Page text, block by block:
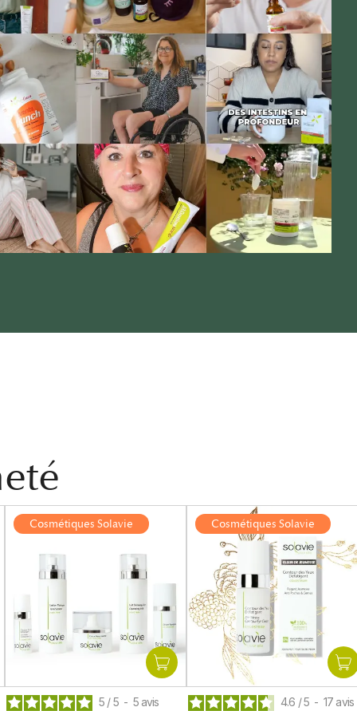
Cosmétiques Solavie
5 / 5 - 5 avis
Cosmétiques Solavie
4.6 /5 - 17 avis